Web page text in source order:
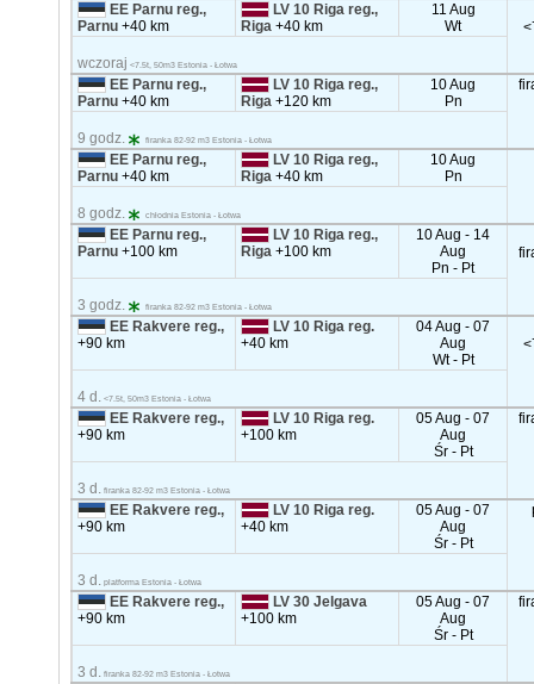
EE Parnu reg.,
Parnu+40 km
LV 10 Riga reg.,
Riga+40 km
11 Aug
Wt
wczoraj <7.5t, 50m3 Estonia - Łotwa
EE Parnu reg.,
Parnu+40 km
LV 10 Riga reg.,
Riga+120 km
10 Aug
Pn
9 godz. firanka 82-92 m3 Estonia - Łotwa
EE Parnu reg.,
Parnu+40 km
LV 10 Riga reg.,
Riga+40 km
10 Aug
Pn
8 godz. chłodnia Estonia - Łotwa
EE Parnu reg.,
Parnu+100 km
LV 10 Riga reg.,
Riga+100 km
10 Aug - 14
Aug
Pn - Pt
3 godz. firanka 82-92 m3 Estonia - Łotwa
EE Rakvere reg.,
+90 km
LV 10 Riga reg.
+40 km
04 Aug - 07
Aug
Wt - Pt
4 d. <7.5t, 50m3 Estonia - Łotwa
EE Rakvere reg.,
+90 km
LV 10 Riga reg.
+100 km
05 Aug - 07
Aug
Śr - Pt
3 d. firanka 82-92 m3 Estonia - Łotwa
EE Rakvere reg.,
+90 km
LV 10 Riga reg.
+40 km
05 Aug - 07
Aug
Śr - Pt
3 d. platforma Estonia - Łotwa
EE Rakvere reg.,
+90 km
LV 30 Jelgava
+100 km
05 Aug - 07
Aug
Śr - Pt
3 d. firanka 82-92 m3 Estonia - Łotwa